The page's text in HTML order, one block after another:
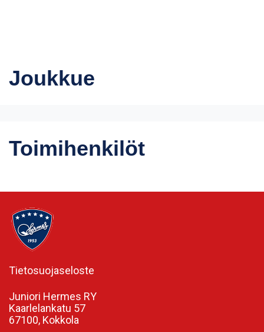
Joukkue
Toimihenkilöt
Tietosuojaseloste
Juniori Hermes RY
Kaarlelankatu 57
67100, Kokkola